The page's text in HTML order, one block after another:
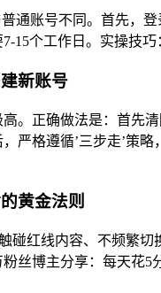
通账号不同。首先，
15个工作日。实操技
新账号
。正确做法是：首先
严格遵循’三步走’策
黄金法则
碰红线内容、不频繁
丝博主分享：每天花